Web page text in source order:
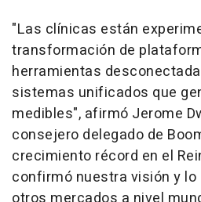
"Las clínicas están
transformación de
herramientas
sistemas unificados que
medibles", afirmó Jerome
consejero delegado de
crecimiento récord en el
confirmó nuestra visión y